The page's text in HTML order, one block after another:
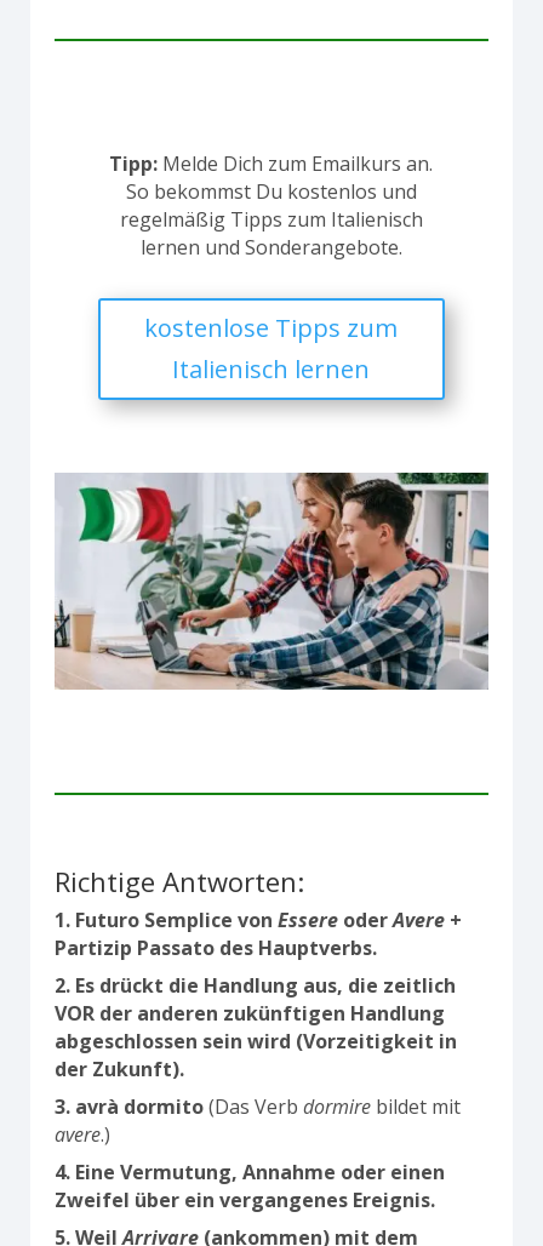
Tipp: Melde Dich zum Emailkurs an.
So bekommst Du kostenlos und
regelmäßig Tipps zum Italienisch
lernen und Sonderangebote.
kostenlose Tipps zum
Italienisch lernen
Richtige Antworten:
1. Futuro Semplice von Essere oderAvere +
Partizip Passato des Hauptverbs.
2. Es drückt die Handlung aus, die zeitlich
VOR der anderen zukünftigen Handlung
abgeschlossen sein wird (Vorzeitigkeit in
der Zukunft).
3. avrà dormito(Das Verb dormire bildet mit
avere.)
4. Eine Vermutung, Annahme oder einen
Zweifel über ein vergangenes Ereignis.
5. WeilArrivare (ankommen) mit dem